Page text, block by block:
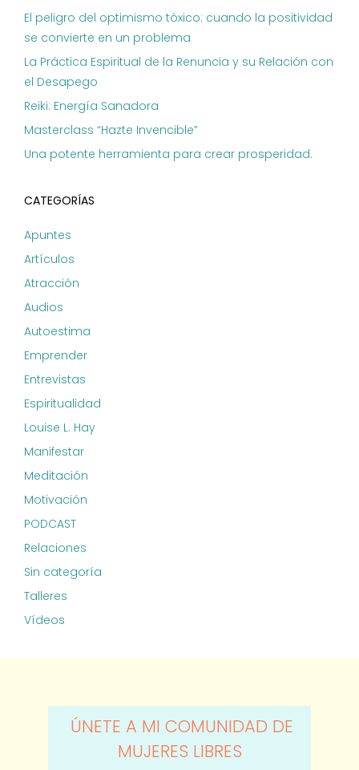
El peligro del optimismo tóxico: cuando la positividad
se convierte en un problema
La Práctica Espiritual de la Renuncia y su Relación con
el Desapego
Reiki: Energía Sanadora
Masterclass “Hazte Invencible”
Una potente herramienta para crear prosperidad.
CATEGORÍAS
Apuntes
Artículos
Atracción
Audios
Autoestima
Emprender
Entrevistas
Espiritualidad
Louise L. Hay
Manifestar
Meditación
Motivación
PODCAST
Relaciones
Sin categoría
Talleres
Vídeos
ÚNETE A MI COMUNIDAD DE
MUJERES LIBRES